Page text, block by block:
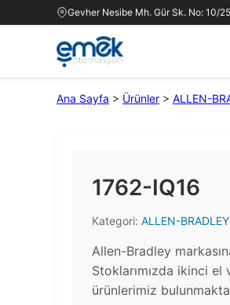
Gevher Nesibe Mh. Gür Sk. No: 10/
Ana Sayfa > Ürünler > ALLEN-
1762-IQ16
Kategori: ALLEN-BRADLEY
Allen-Bradley
Stoklarımızda ikinci el
ürünlerimiz